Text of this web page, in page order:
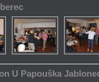
U Papouška